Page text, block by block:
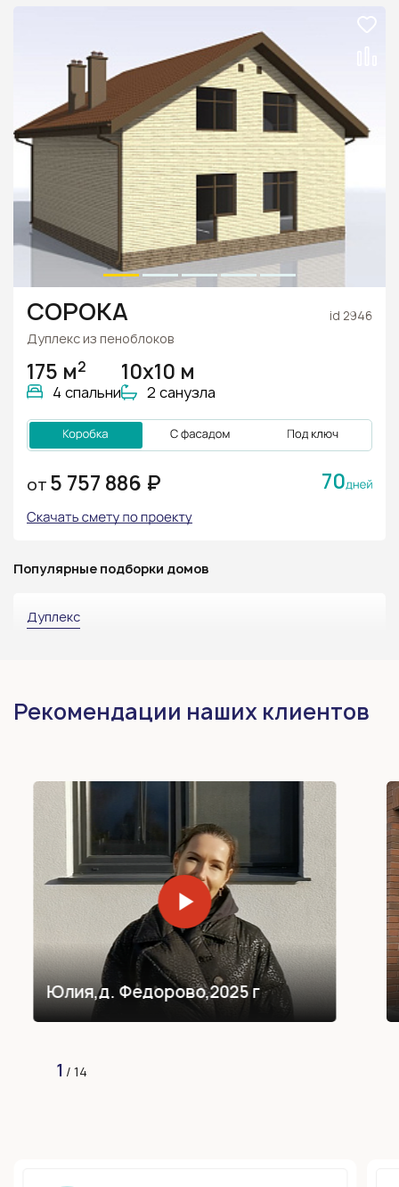
СОРОКА id 2946
Дуплекс из пеноблоков
175 м2
4 спальни
10х10 м
2 санузла
ОТ 5 757 886 ₽ 70
Популярные подборки домов
Дуплекс
Рекомендации наших клиентов
Юлия,д. Федорово,2025 г
1 / 14